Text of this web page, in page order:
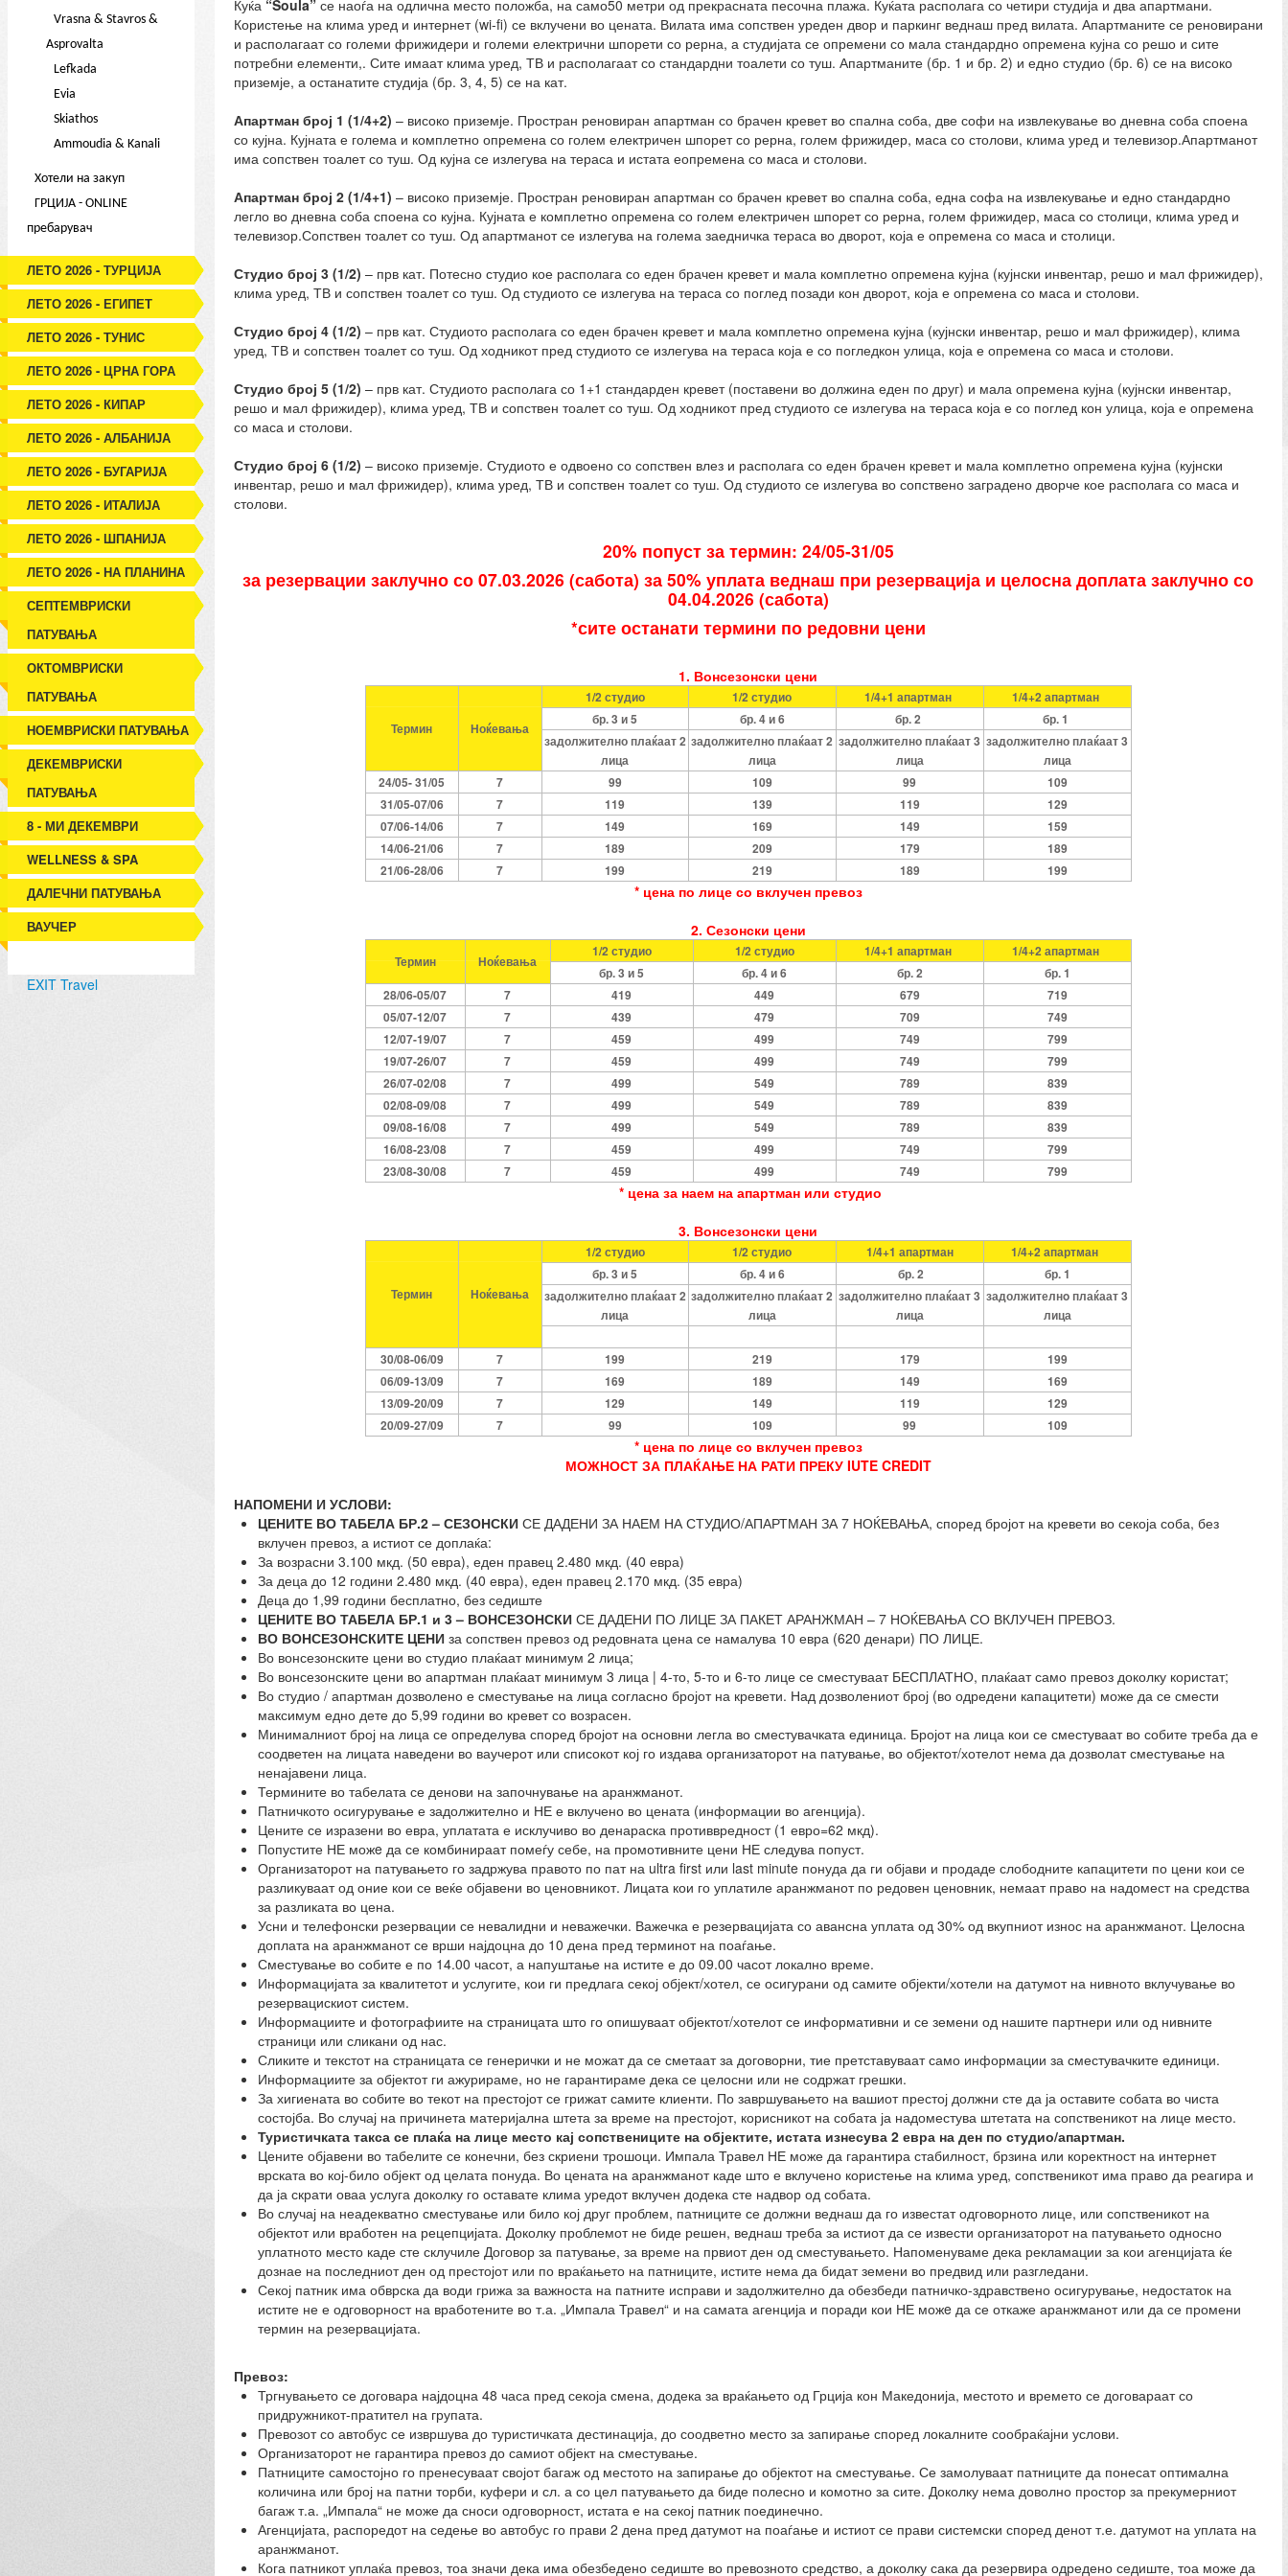
Vrasna & Stavros &
Asprovalta
Lefkada
Evia
Skiathos
Ammoudia & Kanali
Хотели на закуп
ГРЦИЈА - ONLINE
пребарувач
ЛЕТО 2026 - ТУРЦИЈА
ЛЕТО 2026 - ЕГИПЕТ
ЛЕТО 2026 - ТУНИС
ЛЕТО 2026 - ЦРНА ГОРА
ЛЕТО 2026 - КИПАР
ЛЕТО 2026 - АЛБАНИЈА
ЛЕТО 2026 - БУГАРИЈА
ЛЕТО 2026 - ИТАЛИЈА
ЛЕТО 2026 - ШПАНИЈА
ЛЕТО 2026 - НА ПЛАНИНА
СЕПТЕМВРИСКИ
ПАТУВАЊА
ОКТОМВРИСКИ
ПАТУВАЊА
НОЕМВРИСКИ ПАТУВАЊА
ДЕКЕМВРИСКИ
ПАТУВАЊА
8 - МИ ДЕКЕМВРИ
WELLNESS & SPA
ДАЛЕЧНИ ПАТУВАЊА
ВАУЧЕР
EXIT Travel
Куќа “Soula”се наоѓа на одлична место положба, на само50 метри од прекрасната песочна плажа. Куќата располага со четири студија и два апартмани.
Користење на клима уред и интернет (wi-fi) се вклучени во цената. Вилата има сопствен уреден двор и паркинг веднаш пред вилата. Апартманите се реновирани
и располагаат со големи фрижидери и големи електрични шпорети со рерна, а студијата се опремени со мала стандардно опремена кујна со решо и сите
потребни елементи,. Сите имаат клима уред, ТВ и располагаат со стандардни тоалети со туш. Апартманите (бр. 1 и бр. 2) и едно студио (бр. 6) се на високо
приземје, а останатите студија (бр. 3, 4, 5) се на кат.
Апартман број 1 (1/4+2) – високо приземје. Простран реновиран апартман со брачен кревет во спална соба, две софи на извлекување во дневна соба споена
со кујна. Кујната е голема и комплетно опремена со голем електричен шпорет со рерна, голем фрижидер, маса со столови, клима уред и телевизор.Апартманот
има сопствен тоалет со туш. Од кујна се излегува на тераса и истата еопремена со маса и столови.
Апартман број 2 (1/4+1) – високо приземје. Простран реновиран апартман со брачен кревет во спална соба, една софа на извлекување и едно стандардно
легло во дневна соба споена со кујна. Кујната е комплетно опремена со голем електричен шпорет со рерна, голем фрижидер, маса со столици, клима уред и
телевизор.Сопствен тоалет со туш. Од апартманот се излегува на голема заедничка тераса во дворот, која е опремена со маса и столици.
Студио број 3 (1/2) – прв кат. Потесно студио кое располага со еден брачен кревет и мала комплетно опремена кујна (кујнски инвентар, решо и мал фрижидер),
клима уред, ТВ и сопствен тоалет со туш. Од студиото се излегува на тераса со поглед позади кон дворот, која е опремена со маса и столови.
Студио број 4 (1/2) – прв кат. Студиото располага со еден брачен кревет и мала комплетно опремена кујна (кујнски инвентар, решо и мал фрижидер), клима
уред, ТВ и сопствен тоалет со туш. Од ходникот пред студиото се излегува на тераса која е со погледкон улица, која е опремена со маса и столови.
Студио број 5 (1/2) – прв кат. Студиото располага со 1+1 стандарден кревет (поставени во должина еден по друг) и мала опремена кујна (кујнски инвентар,
решо и мал фрижидер), клима уред, ТВ и сопствен тоалет со туш. Од ходникот пред студиото се излегува на тераса која е со поглед кон улица, која е опремена
со маса и столови.
Студио број 6 (1/2) – високо приземје. Студиото е одвоено со сопствен влез и располага со еден брачен кревет и мала комплетно опремена кујна (кујнски
инвентар, решо и мал фрижидер), клима уред, ТВ и сопствен тоалет со туш. Од студиото се излегува во сопствено заградено дворче кое располага со маса и
столови.
20% попуст за термин: 24/05-31/05
за резервации заклучно со 07.03.2026 (сабота) за 50% уплата веднаш при резервација и целосна доплата заклучно со
04.04.2026 (сабота)
*сите останати термини по редовни цени
1. Вонсезонски цени
Термин Ноќевања
1/2 студио 1/2 студио 1/4+1 апартман
1/4+2 апартман
бр. 3 и 5
бр. 4 и 6 бр. 2
бр. 1
задолжително плаќаат 2
лица
задолжително плаќаат 2
лица
задолжително плаќаат 3
лица
задолжително плаќаат 3
лица
24/05- 31/05
7 99 109 99
109
31/05-07/06
7 119 139 119
129
07/06-14/06
7 149 169 149
159
14/06-21/06
7 189 209 179
189
21/06-28/06
7 199 219 189 199
* цена по лице со вклучен превоз
2. Сезонски цени
Термин Ноќевања
1/2 студио 1/2 студио 1/4+1 апартман
1/4+2 апартман
бр. 3 и 5
бр. 4 и 6 бр. 2
бр. 1
28/06-05/07
7 419 449 679
719
05/07-12/07
7 439 479 709
749
12/07-19/07
7 459 499 749
799
19/07-26/07
7 459 499 749
799
26/07-02/08
7 499 549 789
839
02/08-09/08
7 499 549 789
839
09/08-16/08
7 499 549 789
839
16/08-23/08
7 459 499 749
799
23/08-30/08
7 459 499 749 799
* цена за наем на апартман или студио
3. Вонсезонски цени
Термин Ноќевања
1/2 студио 1/2 студио 1/4+1 апартман
1/4+2 апартман
бр. 3 и 5
бр. 4 и 6 бр. 2
бр. 1
задолжително плаќаат 2
лица
задолжително плаќаат 2
лица
задолжително плаќаат 3
лица
задолжителнo плаќаат 3
лица
30/08-06/09 7 199 219 179
199
06/09-13/09
7 169 189 149
169
13/09-20/09
7 129 149 119
129
20/09-27/09
7 99 109 99 109
* цена по лице со вклучен превоз
МОЖНОСТ ЗА ПЛАЌАЊЕ НА РАТИ ПРЕКУ IUTE CREDIT
НАПОМЕНИ И УСЛОВИ:
ЦЕНИТЕ ВО ТАБЕЛА БР.2 – СЕЗОНСКИСЕ ДАДЕНИ ЗА НАЕМ НА СТУДИО/АПАРТМАН ЗА 7 НОЌЕВАЊА, според бројот на кревети во секоја соба, без
вклучен превоз, а истиот се доплаќа:
За возрасни 3.100 мкд. (50 евра), еден правец 2.480 мкд. (40 евра)
За деца до 12 години 2.480 мкд. (40 евра), еден правец 2.170 мкд. (35 евра)
Деца до 1,99 години бесплатно, без седиште
ЦЕНИТЕ ВО ТАБЕЛА БР.1 и 3 – ВОНСЕЗОНСКИСЕ ДАДЕНИ ПО ЛИЦЕ ЗА ПАКЕТ АРАНЖМАН – 7 НОЌЕВАЊА СО ВКЛУЧЕН ПРЕВОЗ.
ВО ВОНСЕЗОНСКИТЕ ЦЕНИза сопствен превоз од редовната цена се намалува 10 евра (620 денари) ПО ЛИЦЕ.
Во вонсезонските цени во студио плаќаат минимум 2 лица;
Во вонсезонските цени во апартман плаќаат минимум 3 лица | 4-то, 5-то и 6-то лице се сместуваат БЕСПЛАТНО, плаќаат само превоз доколку користат;
Во студио / апартман дозволено е сместување на лица согласно бројот на кревети. Над дозволениот број (во одредени капацитети) може да се смести
максимум едно дете до 5,99 години во кревет со возрасен.
Минималниот број на лица се определува според бројот на основни легла во сместувачката единица. Бројот на лица кои се сместуваат во собите треба да е
соодветен на лицата наведени во ваучерот или списокот кој го издава организаторот на патување, во објектот/хотелот нема да дозволат сместување на
ненајавени лица.
Термините во табелата се денови на започнување на аранжманот.
Патничкото осигурување е задолжително и НЕ е вклучено во цената (информации во агенција).
Цените се изразени во евра, уплатата е исклучиво во денараска противвредност (1 евро=62 мкд).
Попустите НЕ можe да се комбинираат помеѓу себе, на промотивните цени НЕ следува попуст.
Организаторот на патувањето го задржува правото по пат на ultra first или last minute понуда да ги објави и продаде слободните капацитети по цени кои се
разликуваат од оние кои се веќе објавени во ценовникот. Лицата кои го уплатиле аранжманот по редовен ценовник, немаат право на надомест на средства
за разликата во цена.
Усни и телефонски резервации се невалидни и неважечки. Важечка е резервацијата со авансна уплата од 30% од вкупниот износ на аранжманот. Целосна
доплата на аранжманот се врши најдоцна до 10 дена пред терминот на поаѓање.
Сместување во собите е по 14.00 часот, а напуштање на истите е до 09.00 часот локално време.
Информацијата за квалитетот и услугите, кои ги предлага секој објект/хотел, се осигурани од самите објекти/хотели на датумот на нивното вклучување во
резервацискиот систем.
Информациите и фотографиите на страницата што го опишуваат објектот/хотелот се информативни и се земени од нашите партнери или од нивните
страници или сликани од нас.
Сликите и текстот на страницата се генерички и не можат да се сметаат за договорни, тие претставуваат само информации за сместувачките единици.
Информациите за објектот ги ажурираме, но не гарантираме дека се целосни или не содржат грешки.
За хигиената во собите во текот на престојот се грижат самите клиенти. По завршувањето на вашиот престој должни сте да ја оставите собата во чиста
состојба. Во случај на причинета материјална штета за време на престојот, корисникот на собата ја надоместува штетата на сопственикот на лице место.
Туристичката такса се плаќа на лице место кај сопствениците на објектите, истата изнесува 2 евра на ден по студио/апартман.
Цените објавени во табелите се конечни, без скриени трошоци. Импала Травел НЕ може да гарантира стабилност, брзина или коректност на интернет
врската во кој-било објект од целата понуда. Во цената на аранжманот каде што е вклучено користење на клима уред, сопственикот има право да реагира и
да ја скрати оваа услуга доколку го оставате клима уредот вклучен додека сте надвор од собата.
Во случај на неадекватно сместување или било кој друг проблем, патниците се должни веднаш да го известат одговорното лице, или сопственикот на
објектот или вработен на рецепцијата. Доколку проблемот не биде решен, веднаш треба за истиот да се извести организаторот на патувањето односно
уплатното место каде сте склучиле Договор за патување, за време на првиот ден од сместувањето. Напоменуваме дека рекламации за кои агенцијата ќе
дознае на последниот ден од престојот или по враќањето на патниците, истите нема да бидат земени во предвид или разгледани.
Секој патник има обврска да води грижа за важноста на патните исправи и задолжително да обезбеди патничко-здравствено осигурување, недостаток на
истите не е одговорност на вработените во т.а. „Импала Травел“ и на самата агенција и поради кои НЕ можe да се откаже аранжманот или да се промени
термин на резервацијата.
Превоз:
Тргнувањето се договара најдоцна 48 часа пред секоја смена, додека за враќањето од Грција кон Македонија, местото и времето се договараат со
придружникот-пратител на групата.
Превозот со автобус се извршува до туристичката дестинација, до соодветно место за запирање според локалните сообраќајни услови.
Организаторот не гарантира превоз до самиот објект на сместување.
Патниците самостојно го пренесуваат својот багаж од местото на запирање до објектот на сместување. Се замолуваат патниците да понесат оптимална
количина или број на патни торби, куфери и сл. а со цел патувањето да биде полесно и комотно за сите. Доколку нема доволно простор за прекумерниот
багаж т.а. „Импала“ не може да сноси одговорност, истата е на секој патник поединечно.
Агенцијата, распоредот на седење во автобус го прави 2 дена пред датумот на поаѓање и истиот се прави системски според денот т.е. датумот на уплата на
аранжманот.
Кога патникот уплаќа превоз, тоа значи дека има обезбедено седиште во превозното средство, а доколку сака да резервира одредено седиште, тоа може да